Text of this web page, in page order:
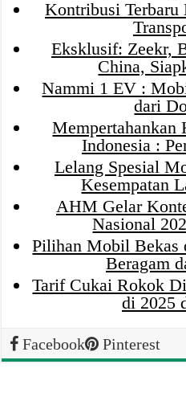
Kontribusi Terbaru
Eksklusif: Zeekr,
China,
Nammi 1 EV :
dari
Mempertahankan
Indonesia :
Lelang Spesial
Kesempatan
AHM Gelar
Nasional
Pilihan Mobil Bekas
Beragam
Tarif Cukai Rokok
di 2025
Facebook Pinterest